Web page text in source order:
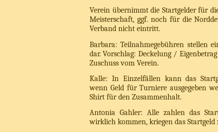
Verein übernimmt die Startgelder für
Meisterschaft, ggf. noch für die
Verband nicht eintritt.
Barbara: Teilnahmegebühren stellen
dar. Vorschlag: Deckelung /
Zuschuss vom Verein.
Kalle: In Einzelfällen kann das
wenn Geld für Turniere ausgegeben
Shirt für den Zusammenhalt.
Antonia Gahler: Alle zahlen das
wirklich kommen, kriegen das Startgeld